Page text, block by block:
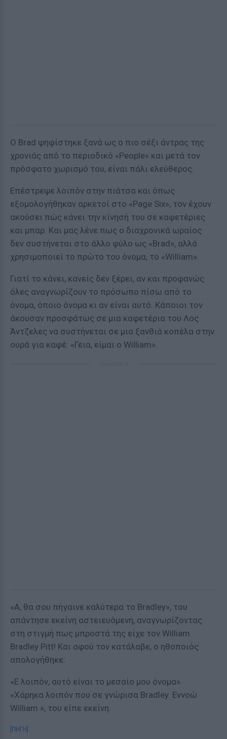
Ο Brad ψηφίστηκε ξανά ως ο πιο σέξι άντρας της
χρονιάς από το περιοδικό «People» και μετά τον
πρόσφατο χωρισμό του, είναι πάλι ελεύθερος.
Επέστρεψε λοιπόν στην πιάτσα και όπως
εξομολογήθηκαν αρκετοί στο «Page Six», τον έχουν
ακούσει πώς κάνει την κίνησή του σε καφετέριες
και μπαρ. Και μας λένε πως ο διαχρονικά ωραίος
δεν συστήνεται στο άλλο φύλο ως «Brad», αλλά
χρησιμοποιεί το πρώτο του όνομα, το «William».
Γιατί το κάνει, κανείς δεν ξέρει, αν και προφανώς
όλες αναγνωρίζουν το πρόσωπο πίσω από το
όνομα, όποιο όνομα κι αν είναι αυτό. Κάποιοι τον
άκουσαν προσφάτως σε μια καφετέρια του Λος
Άντζελες να συστήνεται σε μια ξανθιά κοπέλα στην
ουρά για καφέ: «Γεια, είμαι ο William».
«Α, θα σου πήγαινε καλύτερα το Bradley», του
απάντησε εκείνη αστειευόμενη, αναγνωρίζοντας
στη στιγμή πως μπροστά της είχε τον William
Bradley Pitt! Και αφού τον κατάλαβε, ο ηθοποιός
απολογήθηκε:
«Ε λοιπόν, αυτό είναι το μεσαίο μου όνομα».
«Χάρηκα λοιπόν που σε γνώρισα Bradley. Εννοώ
William », του είπε εκείνη.
[ΠΗΓΗ]